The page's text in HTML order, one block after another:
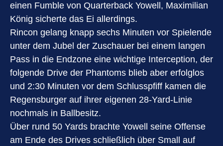
einen Fumble von Quarterback Yowell, Maximilian
König sicherte das Ei allerdings.
Rincon gelang knapp sechs Minuten vor Spielende
unter dem Jubel der Zuschauer bei einem langen
Pass in die Endzone eine wichtige Interception, der
folgende Drive der Phantoms blieb aber erfolglos
und 2:30 Minuten vor dem Schlusspfiff kamen die
Regensburger auf ihrer eigenen 28-Yard-Linie
nochmals in Ballbesitz.
Über rund 50 Yards brachte Yowell seine Offense
am Ende des Drives schließlich über Small auf